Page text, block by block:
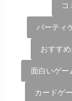
コ
パーティ
おすす
面白いゲー
カードゲ